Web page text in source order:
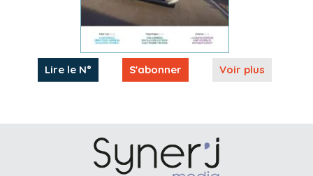
Lire le N° S'abonner Voir plus